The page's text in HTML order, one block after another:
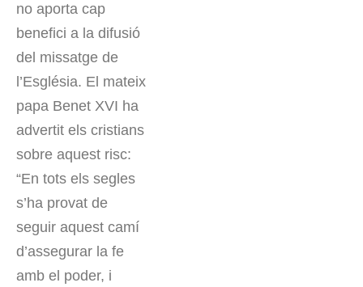
no aporta cap
benefici a la difusió
del missatge de
l’Església. El mateix
papa Benet XVI ha
advertit els cristians
sobre aquest risc:
“En tots els segles
s’ha provat de
seguir aquest camí
d’assegurar la fe
amb el poder, i